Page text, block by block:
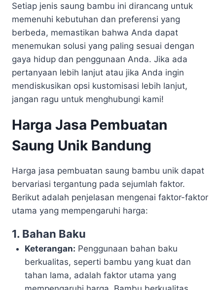
Setiap jenis saung bambu ini dirancang untuk
memenuhi kebutuhan dan preferensi yang
berbeda, memastikan bahwa Anda dapat
menemukan solusi yang paling sesuai dengan
gaya hidup dan penggunaan Anda. Jika ada
pertanyaan lebih lanjut atau jika Anda ingin
mendiskusikan opsi kustomisasi lebih lanjut,
jangan ragu untuk menghubungi kami!
Harga Jasa Pembuatan
Saung Unik Bandung
Harga jasa pembuatan saung bambu unik dapat
bervariasi tergantung pada sejumlah faktor.
Berikut adalah penjelasan mengenai faktor-faktor
utama yang mempengaruhi harga:
1. Bahan Baku
Keterangan: Penggunaan bahan baku
berkualitas, seperti bambu yang kuat dan
tahan lama, adalah faktor utama yang